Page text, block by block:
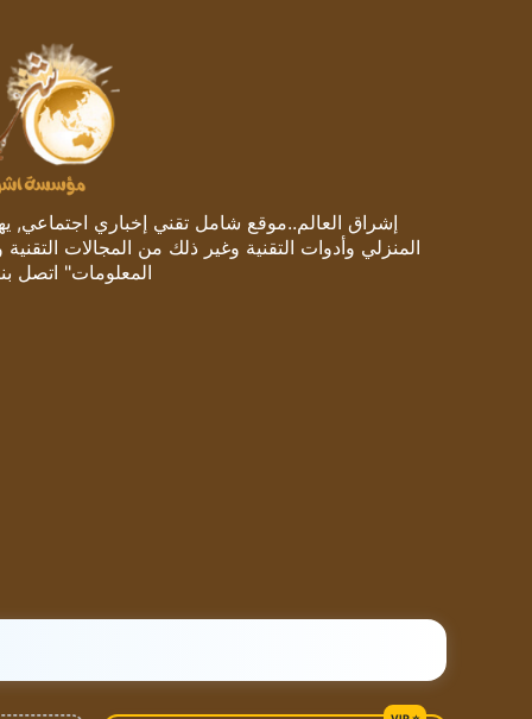
إشراق العالم..موقع شامل تقني إخباري اجتماعي,
المنزلي وأدوات التقنية وغير ذلك من المجالات
المعلومات" اتصل